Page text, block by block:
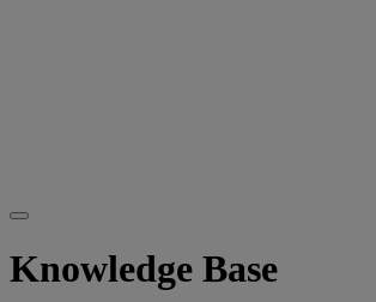
Knowledge Base